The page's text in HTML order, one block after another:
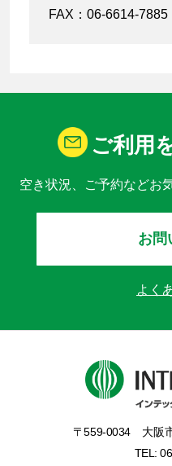
FAX：06-6614-7885
ご利用
空き状況、ご予約などお
お問
よく
〒559-0034
大阪
TEL: